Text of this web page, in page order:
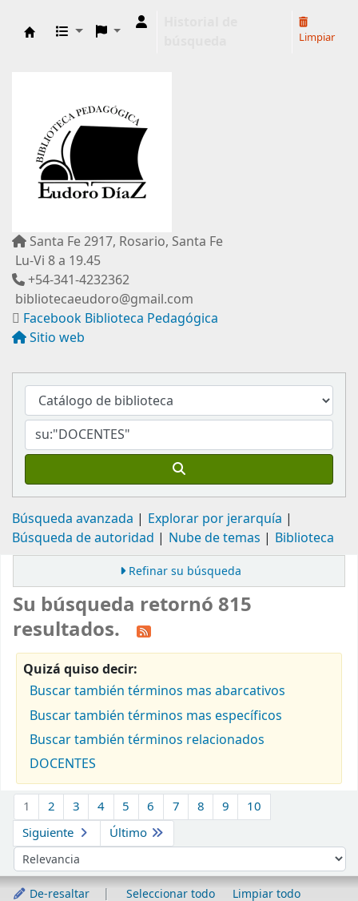
Limpiar
Santa Fe 2917, Rosario, Santa Fe
Lu-Vi 8 a 19.45
+54-341-4232362
bibliotecaeudoro@gmail.com
Facebook Biblioteca Pedagógica
Sitio web
Búsqueda avanzada
Explorar por jerarquía
Búsqueda de autoridad
Nube de temas Biblioteca
Refinar su búsqueda
Su búsqueda retornó 815
resultados.
Quizá quiso decir:
Buscar también términos mas abarcativos
Buscar también términos mas específicos
Buscar también términos relacionados
DOCENTES
1 2 3 4 5 6 7 8 9
10
Siguiente
Último
Ordenar por:
De-resaltar Seleccionar todo
Limpiar todo